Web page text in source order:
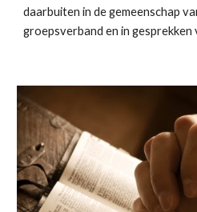
daarbuiten in de gemeenschap
groepsverband en in